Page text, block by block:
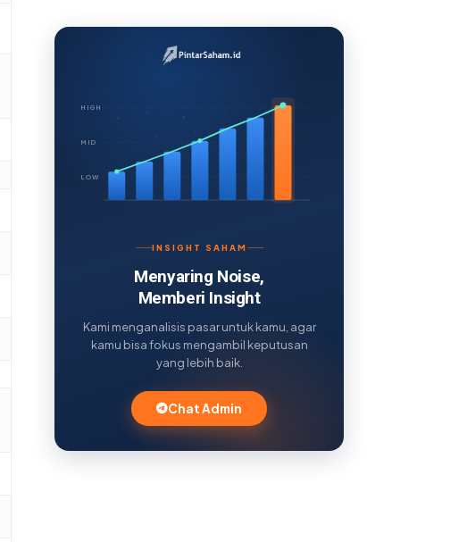
HIGH
MID
LOW
INSIGHT SAHAM
Menyaring Noise,
Memberi Insight
Kami menganalisis pasar untuk kamu, agar
kamu bisa fokus mengambil keputusan
yang lebih baik.
Chat Admin